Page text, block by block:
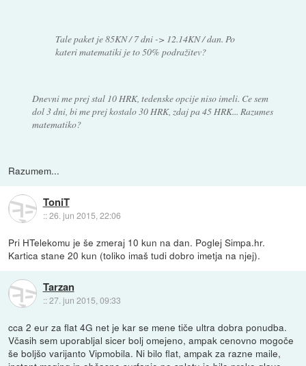
Tale paket je 85KN / 7 dni -> 12.14KN / dan. Po
kateri matematiki je to 50% podražitev?
Dnevni me prej stal 10 HRK, tedenske opcije niso imeli. Ce sem
dol 3 dni, bi me prej kostalo 30 HRK, zdaj pa 45 HRK... Razumes
matematiko?
Razumem...
ToniT
::26. jun 2015, 22:06
Pri HTelekomu je še zmeraj 10 kun na dan. Poglej Simpa.hr.
Kartica stane 20 kun (toliko imaš tudi dobro imetja na njej).
Tarzan
::27. jun 2015, 09:33
cca 2 eur za flat 4G net je kar se mene tiče ultra dobra ponudba.
Včasih sem uporabljal sicer bolj omejeno, ampak cenovno mogoče
še boljšo varijanto Vipmobila. Ni bilo flat, ampak za razne maile,